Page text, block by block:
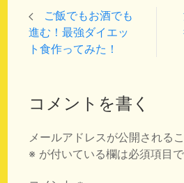
ご飯でもお酒でも
進む！最強ダイエッ
ト食作ってみた！
コメントを書く
メールアドレスが公開される
※ が付いている欄は必須項目